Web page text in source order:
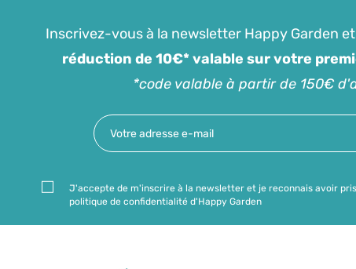
Inscrivez-vous à la newsletter Happy Garden
réduction de 10€* valable sur votre
*code valable à partir de 150€
J'accepte de m'inscrire à la newsletter et je reconnais avoir
politique de confidentialité d'Happy Garden